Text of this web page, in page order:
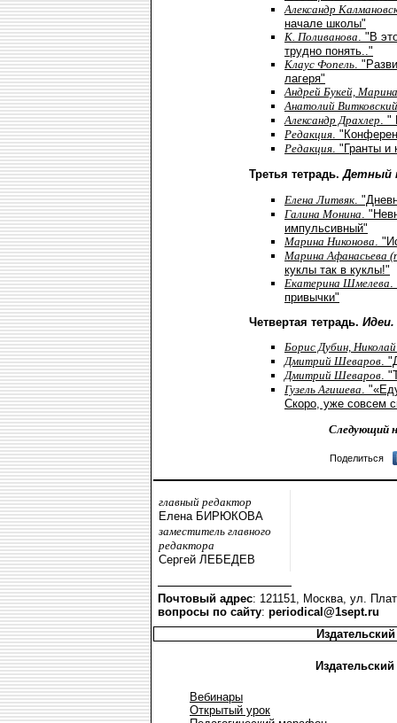
Александр
начале школы"
К. Поливанова . "В
трудно понять.."
Клаус Фопель .
лагеря"
Андрей Букей,
Анатолий Витковский
Александр Драхлер .
Редакция .
Редакция . "Гранты и
Третья тетрадь.Детный
Елена Литвяк .
Галина Монина .
импульсивный"
Марина Никонова .
Марина Афанасьева
куклы так в куклы!"
Екатерина Шмелева
привычки"
Четвертая тетрадь.
Борис Дубин,
Дмитрий Шеваров.
Дмитрий Шеваров.
Гузель Агишева.
Скоро, уже совсем
Следующий
Поделиться
главный редактор
Елена БИРЮКОВА
заместитель главного
редактора
Сергей ЛЕБЕДЕВ
Почтовый адрес: 121151, Москва, ул.
вопросы по сайту: periodical@1sept.ru
Вебинары
Открытый урок